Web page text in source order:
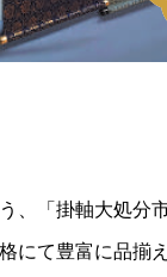
「掛軸大処分
て豊富に品揃え